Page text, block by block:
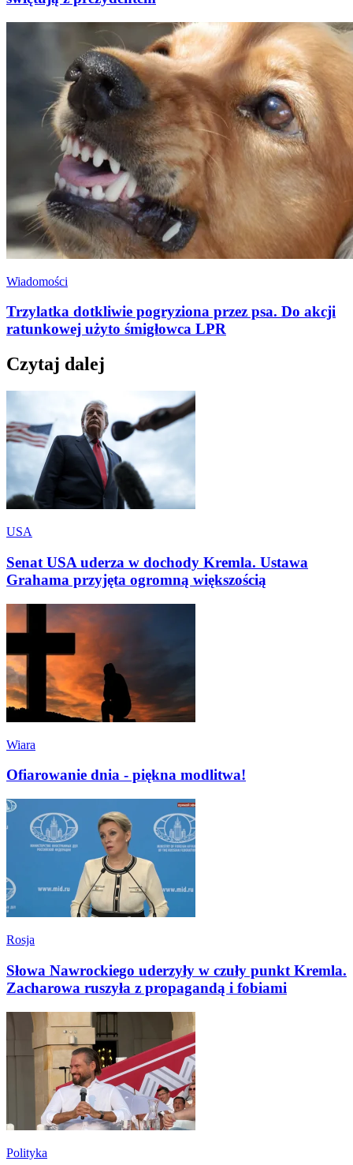
Wiadomości
Trzylatka dotkliwie pogryziona przez psa. Do akcji
ratunkowej użyto śmigłowca LPR
Czytaj dalej
USA
Senat USA uderza w dochody Kremla. Ustawa
Grahama przyjęta ogromną większością
Wiara
Ofiarowanie dnia - piękna modlitwa!
Rosja
Słowa Nawrockiego uderzyły w czuły punkt Kremla.
Zacharowa ruszyła z propagandą i fobiami
Polityka